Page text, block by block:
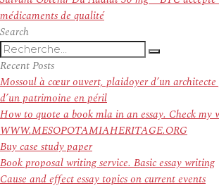
suivant :
médicaments de qualité
Search
Recherche
pour
:
Recherche
Recent Posts
Mossoul à cœur ouvert, plaidoyer d’un
d’un patrimoine en péril
How to quote a book mla in an essay. Check my
WWW.MESOPOTAMIAHERITAGE.ORG
Buy case study paper
Book proposal writing service. Basic essay writing
Cause and effect essay topics on current events